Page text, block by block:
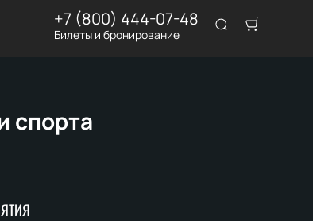
+7 (800) 444-07-48
Билеты и бронирование
спорта